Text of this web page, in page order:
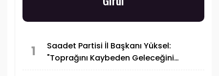
1
Saadet Partisi İl Başkanı Yüksel:
"Toprağını Kaybeden Geleceğini